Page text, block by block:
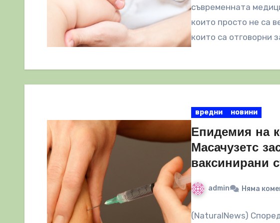
съвременната
които просто не са
които са отговорни
вредни новини
Епидемия на
Масачузетс
ваксинирани
admin Няма
(NaturalNews)